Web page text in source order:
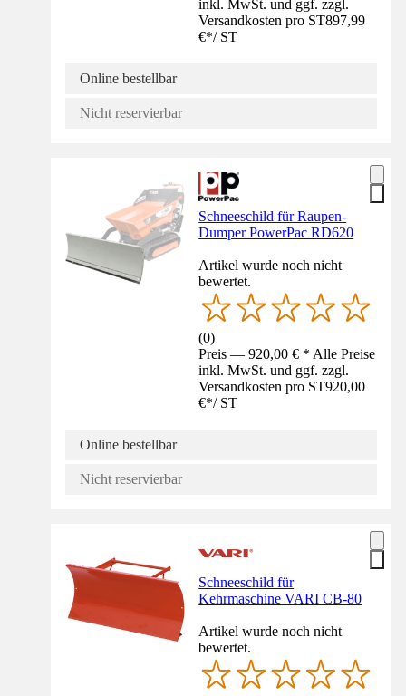
inkl. MwSt. und ggf. zzgl.
Versandkosten pro ST897,99
€*/ ST
Online bestellbar
Nicht reservierbar
Schneeschild für Raupen-
Dumper PowerPac RD620
Artikel wurde noch nicht
bewertet.
(0)
Preis — 920,00 € * Alle Preise
inkl. MwSt. und ggf. zzgl.
Versandkosten pro ST920,00
€*/ ST
Online bestellbar
Nicht reservierbar
Schneeschild für
Kehrmaschine VARI CB-80
Artikel wurde noch nicht
bewertet.